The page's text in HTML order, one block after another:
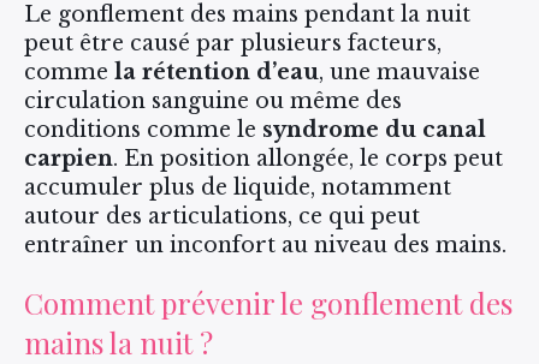
Le gonflement des mains pendant la nuit
peut être causé par plusieurs facteurs,
comme la rétention d’eau, une mauvaise
circulation sanguine ou même des
conditions comme le syndrome du canal
carpien. En position allongée, le corps peut
accumuler plus de liquide, notamment
autour des articulations, ce qui peut
entraîner un inconfort au niveau des mains.
Comment prévenir le gonflement des
mains la nuit ?